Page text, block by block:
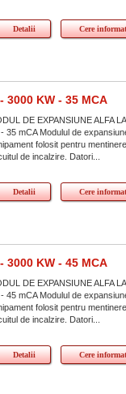
Detalii Cere
3000 KW - 35 MCA
DE EXPANSIUNE ALFA
- 35 mCA Modulul de
folosit pentru
de incalzire. Datori...
Detalii Cere
3000 KW - 45 MCA
DE EXPANSIUNE ALFA
- 45 mCA Modulul de
folosit pentru
de incalzire. Datori...
Detalii Cere